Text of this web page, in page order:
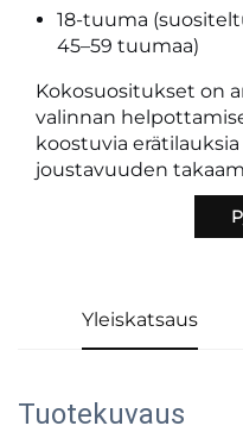
18-tuuma
45–59 tuumaa)
Kokosuositukset on
valinnan
koostuvia
joustavuuden
Yleiskatsaus
Tuotekuvaus